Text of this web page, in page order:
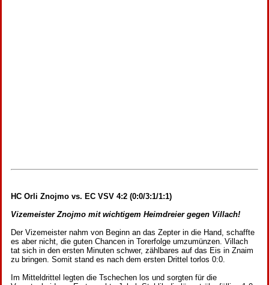
HC Orli Znojmo vs. EC VSV 4:2 (0:0/3:1/1:1)
Vizemeister Znojmo mit wichtigem Heimdreier gegen Villach!
Der Vizemeister nahm von Beginn an das Zepter in die Hand, schaffte
es aber nicht, die guten Chancen in Torerfolge umzumünzen. Villach
tat sich in den ersten Minuten schwer, zählbares auf das Eis in Znaim
zu bringen. Somit stand es nach dem ersten Drittel torlos 0:0.
Im Mitteldrittel legten die Tschechen los und sorgten für die